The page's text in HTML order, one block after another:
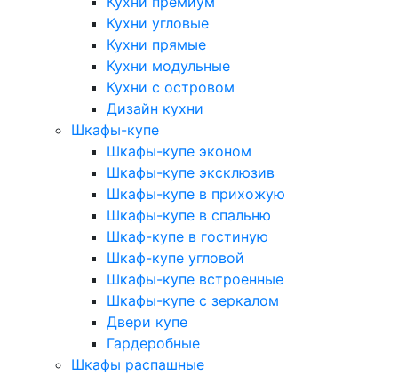
Кухни угловые
Кухни прямые
Кухни модульные
Кухни с островом
Дизайн кухни
Шкафы-купе
Шкафы-купе эконом
Шкафы-купе эксклюзив
Шкафы-купе в прихожую
Шкафы-купе в спальню
Шкаф-купе в гостиную
Шкаф-купе угловой
Шкафы-купе встроенные
Шкафы-купе с зеркалом
Двери купе
Гардеробные
Шкафы распашные